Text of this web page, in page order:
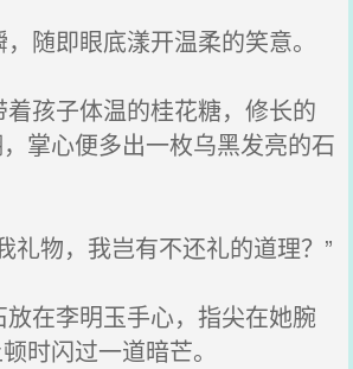
随即眼底漾开温柔的笑意。
孩子体温的桂花糖，修长的
掌心便多出一枚乌黑发亮的石
礼物，我岂有不还礼的道理？”
在李明玉手心，指尖在她腕
时闪过一道暗芒。